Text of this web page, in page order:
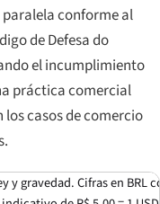
paralela conforme al
de Defesa do
el incumplimiento
práctica comercial
casos de comercio
gravedad. Cifras en BRL